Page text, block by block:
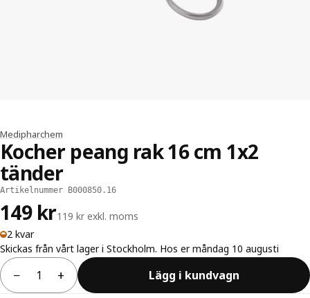
Medipharchem
Kocher peang rak 16 cm 1x2
tänder
Artikelnummer B000850.16
149 kr119 kr exkl. moms
2 kvar
Skickas från vårt lager i Stockholm. Hos er måndag 10 augusti
− + Lägg i kundvagn